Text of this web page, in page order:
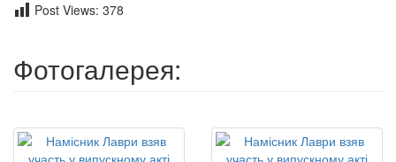
Post Views: 378
Фотогалерея: